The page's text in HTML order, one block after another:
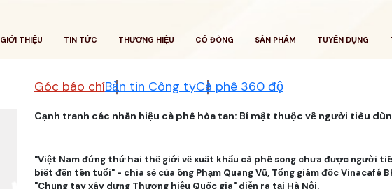
GIỚI THIỆU TIN TỨC THƯƠNG HIỆU CỔ ĐÔNG SẢN PHẨM TUYỂN DỤNG
Góc báo chíBản tin Công tyCà phê 360 độ
Cạnh tranh các nhãn hiệu cà phê hòa tan: Bí mật thuộc về người tiêu
"Việt Nam đứng thứ hai thế giới về xuất khẩu cà phê song chưa được người
biết đến tên tuổi" - chia sẻ của ông Phạm Quang Vũ, Tổng giám đốc Vinacafé
"Chung tay xây dựng Thương hiệu Quốc gia" diễn ra tại Hà Nội.